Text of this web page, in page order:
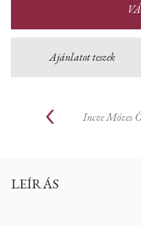
Ajánlatot teszek
Incze Mózes
LEÍRÁS